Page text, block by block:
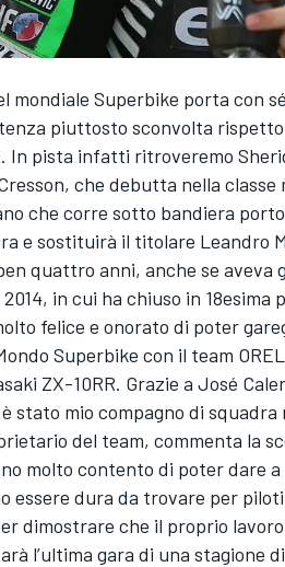
mondiale Superbike porta con
piuttosto sconvolta rispetto
In pista infatti ritroveremo
che debutta nella
che corre sotto bandiera
e sostituirà il titolare Leandro
quattro anni, anche se aveva
in cui ha chiuso in
felice e onorato di poter
Superbike con il team
ZX-10RR. Grazie a José
stato mio compagno di squadra
del team, commenta la
molto contento di poter dare
essere dura da trovare per
dimostrare che il proprio
l’ultima gara di una stagione